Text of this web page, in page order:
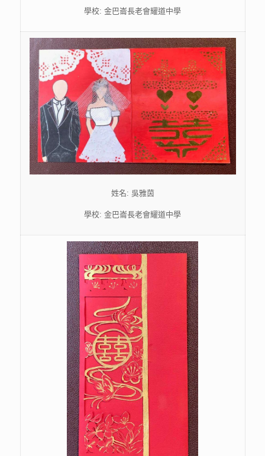
學校: 金巴崙長老會耀道中學
姓名: 吳雅茵
學校: 金巴崙長老會耀道中學